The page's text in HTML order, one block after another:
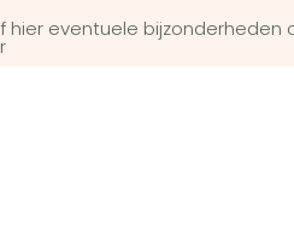
hier eventuele bijzonderheden